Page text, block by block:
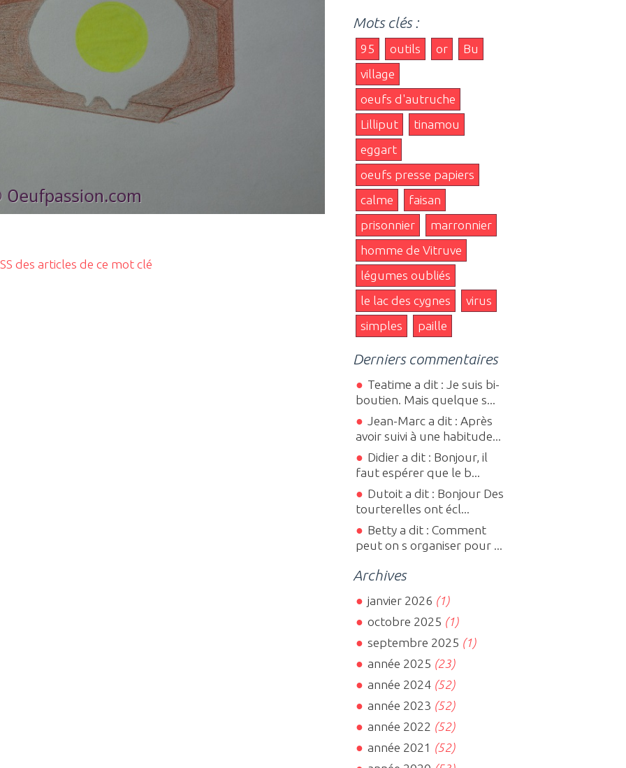
des articles de ce mot clé
Mots clés :
95 outils or
Bu
village
oeufs d'autruche
Lilliput
tinamou
eggart
oeufs presse papiers
calme
faisan
prisonnier
marronnier
homme de Vitruve
légumes oubliés
le lac des cygnes
virus
simples
paille
Derniers commentaires
Teatime a dit : Je suis bi-
boutien. Mais quelque s...
Jean-Marc a dit : Après
avoir suivi à une habitude...
Didier a dit : Bonjour, il
faut espérer que le b...
Dutoit a dit : Bonjour Des
tourterelles ont écl...
Betty a dit : Comment
peut on s organiser pour ...
Archives
janvier 2026 (1)
octobre 2025 (1)
septembre 2025 (1)
année 2025 (23)
année 2024(52)
année 2023 (52)
année 2022 (52)
année 2021 (52)